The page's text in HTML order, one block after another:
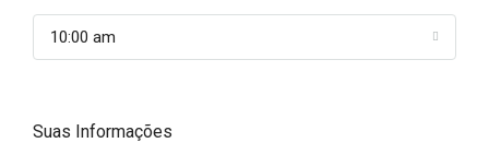
10:00 am
Suas Informações